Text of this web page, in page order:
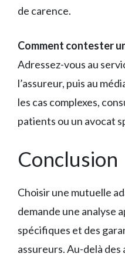
de carence.
Comment contester
Adressez-vous au
l’assureur, puis au
les cas complexes,
patients ou un avocat
Conclusion
Choisir une mutuelle
demande une analyse
spécifiques et des
assureurs. Au-delà